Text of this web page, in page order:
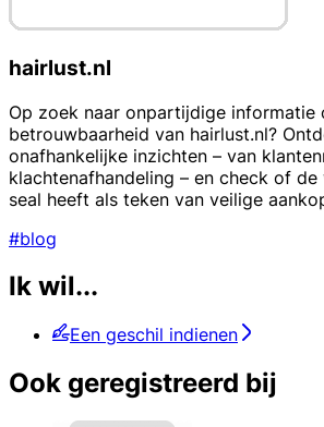
hairlust.nl
Op zoek naar onpartijdige informatie
betrouwbaarheid van hairlust.nl?
onafhankelijke inzichten – van
klachtenafhandeling – en check of
seal heeft als teken van veilige
#blog
Ik wil...
Een geschil indienen
Ook geregistreerd bij